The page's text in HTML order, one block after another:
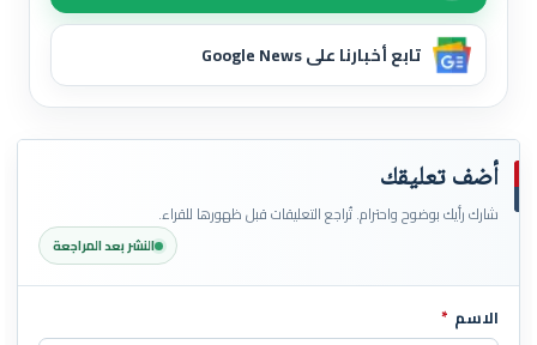
تابع أخبارنا على Google News
أضف تعليقك
شارك رأيك بوضوح واحترام. تُراجع التعليقات قبل ظهورها للقراء.
النشر بعد المراجعة
اترك هذا الحقل فارغاً
الاسم *